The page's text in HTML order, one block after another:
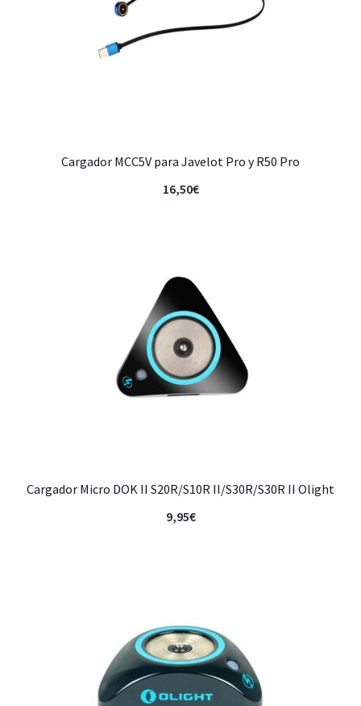
Cargador MCC5V para Javelot Pro y R50 Pro
16,50€
Cargador Micro DOK II S20R/S10R II/S30R/S30R II Olight
9,95€